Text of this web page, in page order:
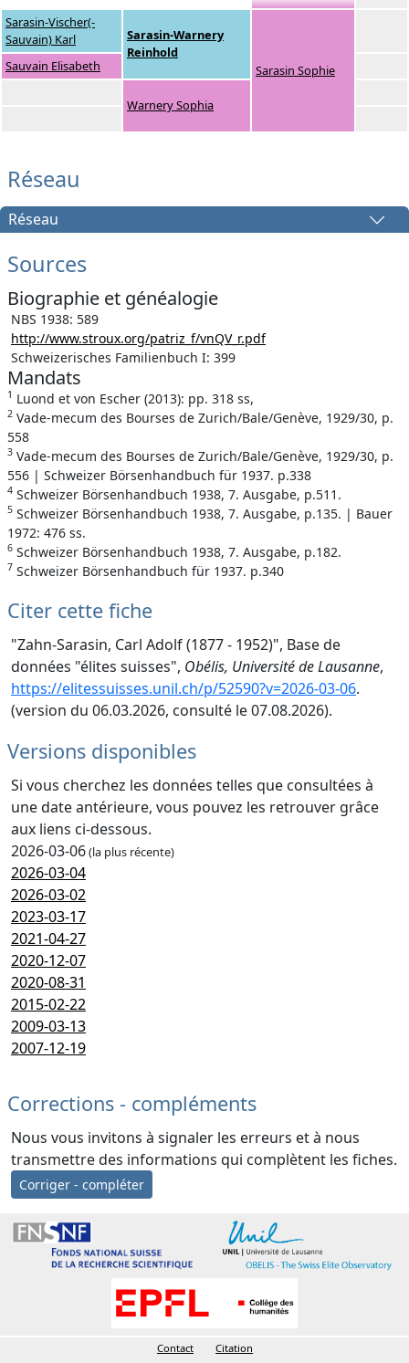
Sarasin-Vischer(-
Sauvain) Karl
Sarasin-Warnery
Reinhold
Sarasin Sophie
Sauvain Elisabeth
Warnery Sophia
Réseau
Réseau
Sources
Biographie et généalogie
NBS 1938: 589
http://www.stroux.org/patriz_f/vnQV_r.pdf
Schweizerisches Familienbuch I: 399
Mandats
1 Luond et von Escher (2013): pp. 318 ss,
2 Vade-mecum des Bourses de Zurich/Bale/Genève, 1929/30, p.
558
3 Vade-mecum des Bourses de Zurich/Bale/Genève, 1929/30, p.
556 | Schweizer Börsenhandbuch für 1937. p.338
4 Schweizer Börsenhandbuch 1938, 7. Ausgabe, p.511.
5 Schweizer Börsenhandbuch 1938, 7. Ausgabe, p.135. | Bauer
1972: 476 ss.
6 Schweizer Börsenhandbuch 1938, 7. Ausgabe, p.182.
7 Schweizer Börsenhandbuch für 1937. p.340
Citer cette fiche
"Zahn-Sarasin, Carl Adolf (1877 - 1952)", Base de
données "élites suisses", Obélis, Université de Lausanne,
https://elitessuisses.unil.ch/p/52590?v=2026-03-06.
(version du 06.03.2026, consulté le 07.08.2026).
Versions disponibles
Si vous cherchez les données telles que consultées à
une date antérieure, vous pouvez les retrouver grâce
aux liens ci-dessous.
2026-03-06(la plus récente)
2026-03-04
2026-03-02
2023-03-17
2021-04-27
2020-12-07
2020-08-31
2015-02-22
2009-03-13
2007-12-19
Corrections - compléments
Nous vous invitons à signaler les erreurs et à nous
transmettre des informations qui complètent les fiches.
Corriger - compléter
Contact
Citation